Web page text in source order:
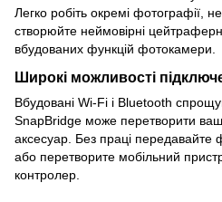
Легко робіть окремі фотографії,
створюйте неймовірні
вбудованих функцій фотокамери.
Широкі можливості
Вбудовані Wi-Fi і Bluetooth
SnapBridge може перетворити
аксесуар. Без праці передавайте
або перетворите мобільний
контролер.